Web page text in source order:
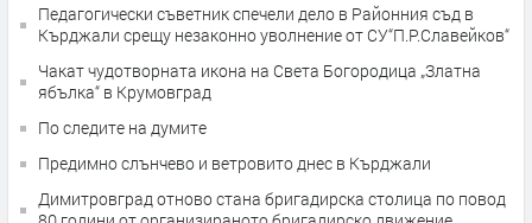
Педагогически съветник спечели дело в Районния съд в
Кърджали срещу незаконно уволнение от СУ“П.Р.Славейков“
Чакат чудотворната икона на Света Богородица „Златна
ябълка“ в Крумовград
По следите на думите
Предимно слънчево и ветровито днес в Кърджали
Димитровград отново стана бригадирска столица по повод